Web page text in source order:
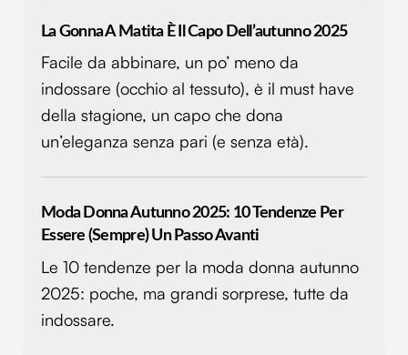
La Gonna A Matita È Il Capo Dell’autunno 2025
Facile da abbinare, un po’ meno da
indossare (occhio al tessuto), è il must have
della stagione, un capo che dona
un’eleganza senza pari (e senza età).
Moda Donna Autunno 2025: 10 Tendenze Per
Essere (sempre) Un Passo Avanti
Le 10 tendenze per la moda donna autunno
2025: poche, ma grandi sorprese, tutte da
indossare.